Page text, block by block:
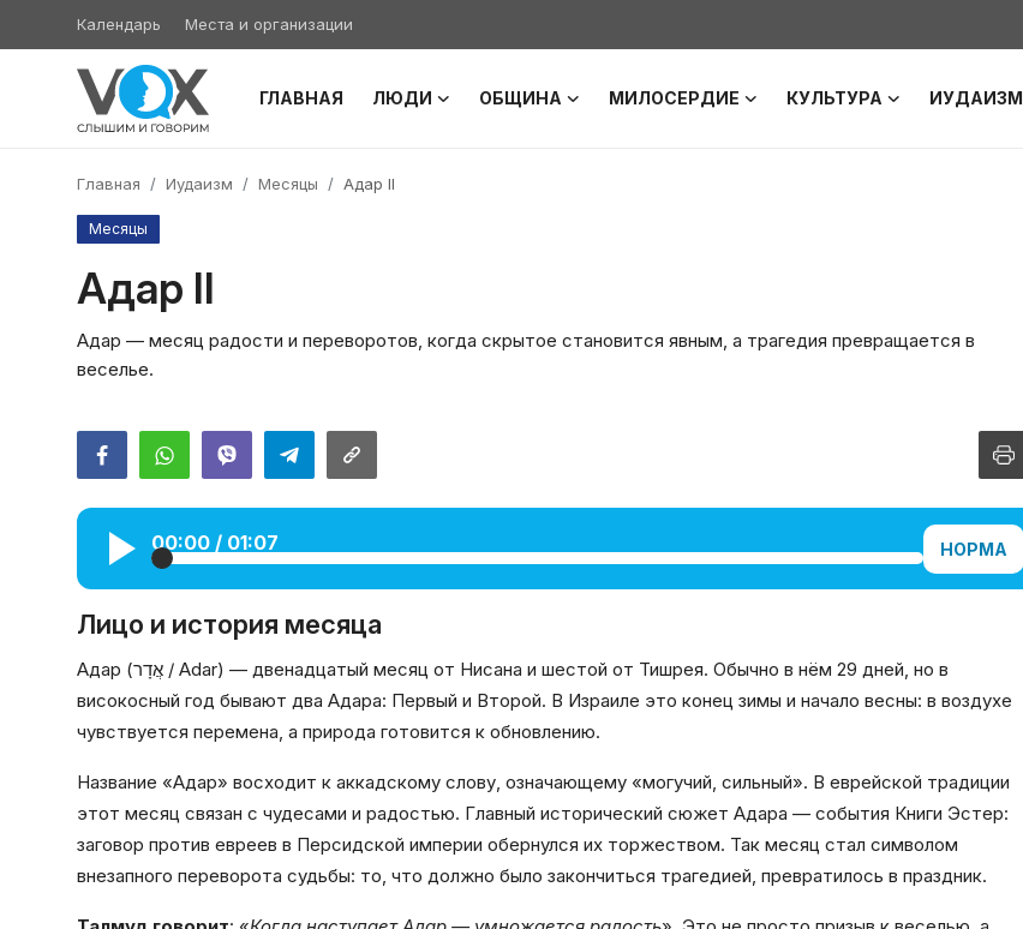
Календарь Места и организации
ГЛАВНАЯ ЛЮДИ ОБЩИНА МИЛОСЕРДИЕ КУЛЬТУРА ИУДАИЗМ
Община
Милосердие
Иудаизм
Архивы
Календарь
Места и организации
Главная Иудаизм Месяцы Адар II
Месяцы
Адар II
Адар — месяц радости и переворотов, когда скрытое становится явным, а трагедия превращается в
веселье.
00:00 / 01:07 НОРМА
Лицо и история месяца
Адар (אֲדָר / Adar) — двенадцатый месяц от Нисана и шестой от Тишрея. Обычно в нём 29 дней, но в
високосный год бывают два Адара: Первый и Второй. В Израиле это конец зимы и начало весны: в воздухе
чувствуется перемена, а природа готовится к обновлению.
Название «Адар» восходит к аккадскому слову, означающему «могучий, сильный». В еврейской традиции
этот месяц связан с чудесами и радостью. Главный исторический сюжет Адара — события Книги Эстер:
заговор против евреев в Персидской империи обернулся их торжеством. Так месяц стал символом
внезапного переворота судьбы: то, что должно было закончиться трагедией, превратилось в праздник.